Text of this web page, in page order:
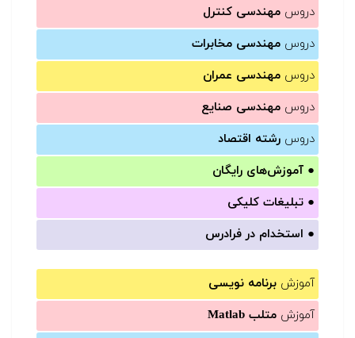
دروس مهندسی کنترل
دروس مهندسی مخابرات
دروس مهندسی عمران
دروس مهندسی صنایع
دروس رشته اقتصاد
● آموزش‌های رایگان
● تبلیغات کلیکی
● استخدام در فرادرس
آموزش برنامه نویسی
آموزش متلب Matlab